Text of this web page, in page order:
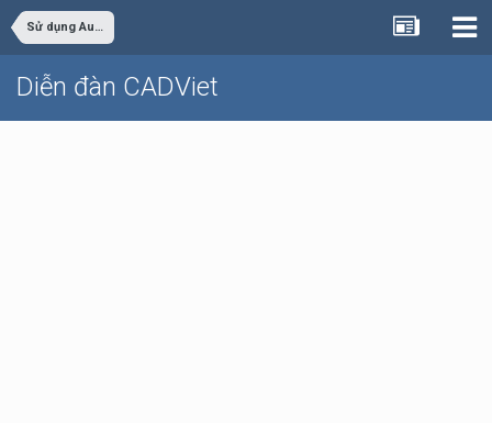
Sử dụng AutoCAD
Diễn đàn CADViet